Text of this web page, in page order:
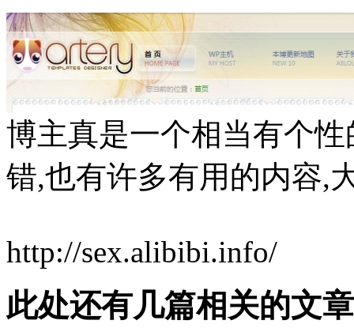
博主真是一个相当有个
错,也有许多有用的内容,
http://sex.alibibi.info/
此处还有几篇相关的文